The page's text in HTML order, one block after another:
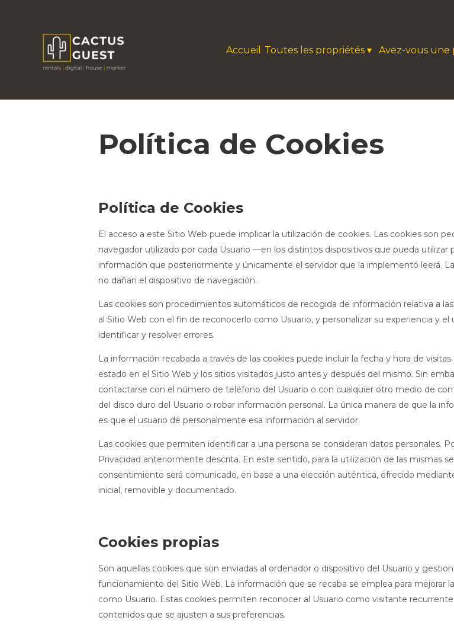
Accueil Toutes les propriétés ▾ Avez-vous une
Política de Cookies
Política de Cookies
El acceso a este Sitio Web puede implicar la utilización de cookies. Las cookies son
navegador utilizado por cada Usuario —en los distintos dispositivos que pueda
información que posteriormente y únicamente el servidor que la implementó leerá.
no dañan el dispositivo de navegación.
Las cookies son procedimientos automáticos de recogida de información relativa a
al Sitio Web con el fin de reconocerlo como Usuario, y personalizar su experiencia y
identificar y resolver errores.
La información recabada a través de las cookies puede incluir la fecha y hora de
estado en el Sitio Web y los sitios visitados justo antes y después del mismo. Sin
contactarse con el número de teléfono del Usuario o con cualquier otro medio de
del disco duro del Usuario o robar información personal. La única manera de que la
es que el usuario dé personalmente esa información al servidor.
Las cookies que permiten identificar a una persona se consideran datos personales.
Privacidad anteriormente descrita. En este sentido, para la utilización de las mismas
consentimiento será comunicado, en base a una elección auténtica, ofrecido
inicial, removible y documentado.
Cookies propias
Son aquellas cookies que son enviadas al ordenador o dispositivo del Usuario y
funcionamiento del Sitio Web. La información que se recaba se emplea para mejorar
como Usuario. Estas cookies permiten reconocer al Usuario como visitante
contenidos que se ajusten a sus preferencias.